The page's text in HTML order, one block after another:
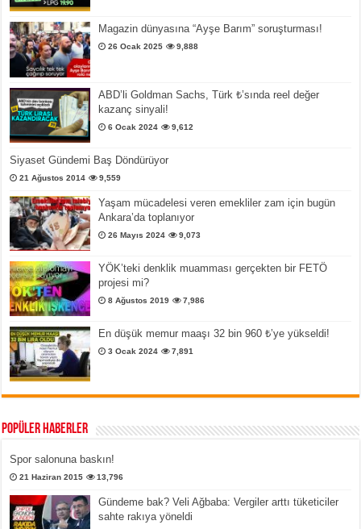
Magazin dünyasına “Ayşe Barım” soruşturması!
26 Ocak 2025 9,888
ABD’li Goldman Sachs, Türk ₺’sında reel değer
kazanç sinyali!
6 Ocak 2024 9,612
Siyaset Gündemi Baş Döndürüyor
21 Ağustos 2014 9,559
Yaşam mücadelesi veren emekliler zam için bugün
Ankara’da toplanıyor
26 Mayıs 2024 9,073
YÖK’teki denklik muamması gerçekten bir FETÖ
projesi mi?
8 Ağustos 2019 7,986
En düşük memur maaşı 32 bin 960 ₺’ye yükseldi!
3 Ocak 2024 7,891
Popüler Haberler
Spor salonuna baskın!
21 Haziran 2015 13,796
Gündeme bak? Veli Ağbaba: Vergiler arttı tüketiciler
sahte rakıya yöneldi